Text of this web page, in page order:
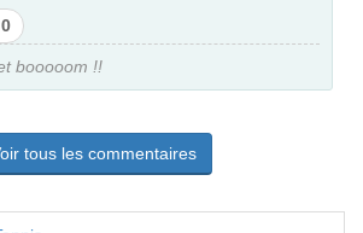
J’aime
0
booooom !!
tous les commentaires